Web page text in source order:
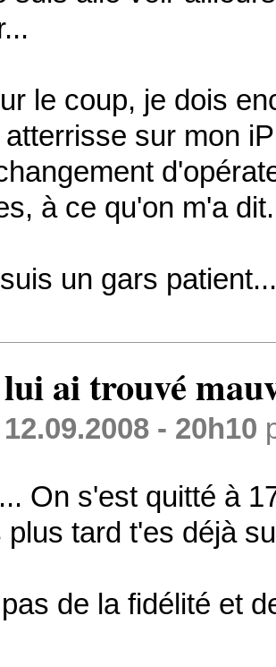
le coup, je dois
atterrisse sur mon
à ce qu'on m'a dit.
un gars
ai trouvé
12.09.2008 - 20h10
On s'est quitté à
plus tard t'es déjà
de la fidélité et